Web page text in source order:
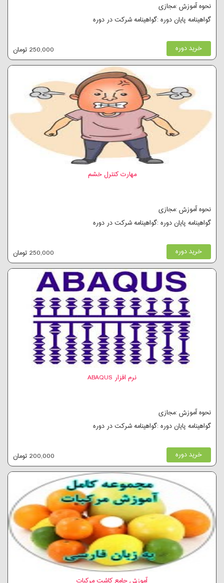
نحوه آموزش :مجازی
گواهینامه پایان دوره :گواهینامه شرکت در دوره
خرید دوره 250,000 تومان
مهارت کنترل خشم
نحوه آموزش :مجازی
گواهینامه پایان دوره :گواهینامه شرکت در دوره
خرید دوره 250,000 تومان
نرم افزار ABAQUS
نحوه آموزش :مجازی
گواهینامه پایان دوره :گواهینامه شرکت در دوره
خرید دوره 200,000 تومان
آموزش جامع کاشت مرکبات